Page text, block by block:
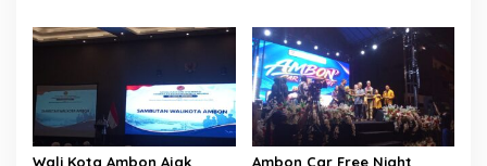
Edukasi Parenting Perkuat
Pola Asuh Holistik
Perkuat UMKM dan
Pengusaha Perempuan
Wali Kota Ambon Ajak Ambon Car Free Night